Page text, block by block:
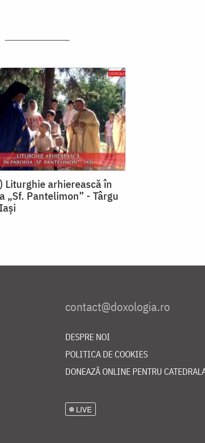
Liturghie arhierească în
„Sf. Pantelimon” - Târgu
DESPRE NOI
POLITICA DE COOKIES
DONEAZĂ ONLINE PENTRU
LIVE